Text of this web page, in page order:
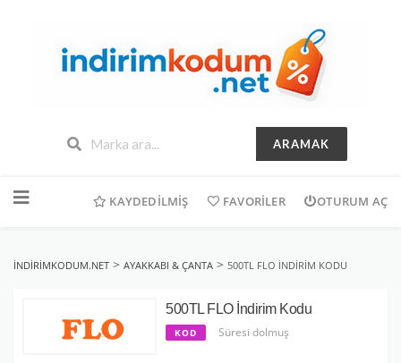
ARAMAK
geç
KAYDEDILMIŞ FAVORILER OTURUM AÇ
INDIRIMKODUM.NET > AYAKKABI & ÇANTA > 500TL FLO İNDIRIM KODU
500TL FLO İndirim Kodu
KOD Süresi dolmuş